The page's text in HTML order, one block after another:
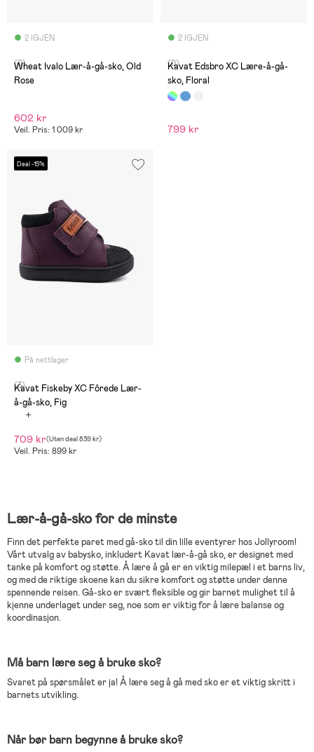
2 IGJEN
(0)
Wheat Ivalo Lær-å-gå-sko, Old
Rose
602 kr
Veil. Pris: 1 009 kr
2 IGJEN
(0)
Kavat Edsbro XC Lære-å-gå-
sko, Floral
799 kr
Deal -15%
På nettlager
(3)
Kavat Fiskeby XC Fôrede Lær-
å-gå-sko, Fig
709 kr(Uten deal839 kr)
Veil. Pris: 899 kr
Lær-å-gå-sko for de minste
Finn det perfekte paret med gå-sko til din lille eventyrer hos Jollyroom!
Vårt utvalg av babysko, inkludert Kavat lær-å-gå sko, er designet med
tanke på komfort og støtte. Å lære å gå er en viktig milepæl i et barns liv,
og med de riktige skoene kan du sikre komfort og støtte under denne
spennende reisen. Gå-sko er svært fleksible og gir barnet mulighet til å
kjenne underlaget under seg, noe som er viktig for å lære balanse og
koordinasjon.
Må barn lære seg å bruke sko?
Svaret på spørsmålet er ja! Å lære seg å gå med sko er et viktig skritt i
barnets utvikling.
Når bør barn begynne å bruke sko?